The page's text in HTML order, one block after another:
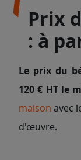
Prix
: à
Le prix du
120 € HT le
maison avec
d'œuvre.